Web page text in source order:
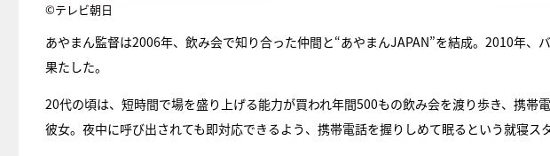
©テレビ朝日
あやまん監督は2006年、飲み会で知り合った仲間と“あやまんJAPAN”を結成。2010年、
果たした。
20代の頃は、短時間で場を盛り上げる能力が買われ年間500もの飲み会を渡り歩き、携帯
彼女。夜中に呼び出されても即対応できるよう、携帯電話を握りしめて眠るという就寝ス